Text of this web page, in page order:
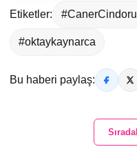
Etiketler:
#oktaykaynarca
Bu haberi paylaş: